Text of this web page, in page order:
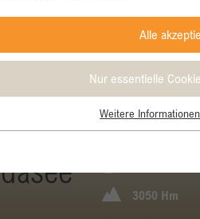
3050 Hm
Alle
Nur essentielle
Essentielle Cookies werden für
funktioniert.
Weitere